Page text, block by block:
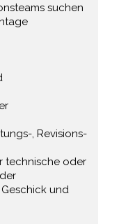
suchen
, Revisions-
technische oder
und